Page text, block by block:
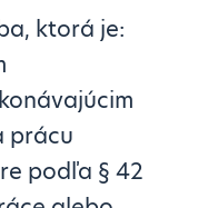
ktorá je:
prácu
podľa § 42